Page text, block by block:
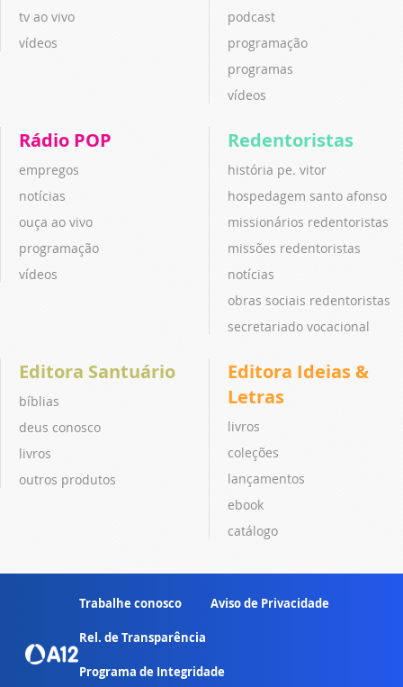
tv ao vivo
vídeos
podcast
programação
programas
vídeos
Rádio POP
empregos
notícias
ouça ao vivo
programação
vídeos
Redentoristas
história pe. vitor
hospedagem santo afonso
missionários redentoristas
missões redentoristas
notícias
obras sociais redentoristas
secretariado vocacional
Editora Santuário
bíblias
deus conosco
livros
outros produtos
Editora Ideias &
Letras
livros
coleções
lançamentos
ebook
catálogo
Trabalhe conosco Aviso de Privacidade
Rel. de Transparência
Programa de Integridade